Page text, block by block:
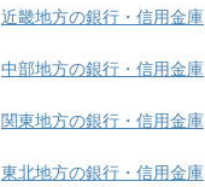
近畿地方の銀行・信用金庫
中部地方の銀行・信用金庫
関東地方の銀行・信用金庫
東北地方の銀行・信用金庫